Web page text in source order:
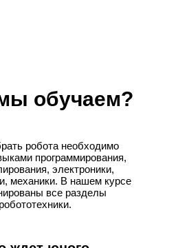
обучаем?
робота необходимо
программирования,
электроники,
механики. В нашем курсе
все разделы
робототехники.